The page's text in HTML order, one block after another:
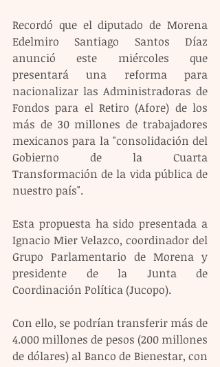
Recordó que el diputado de Morena
Edelmiro Santiago Santos Díaz
anunció este miércoles que
presentará una reforma para
nacionalizar las Administradoras de
Fondos para el Retiro (Afore) de los
más de 30 millones de trabajadores
mexicanos para la "consolidación del
Gobierno de la Cuarta
Transformación de la vida pública de
nuestro país".
Esta propuesta ha sido presentada a
Ignacio Mier Velazco, coordinador del
Grupo Parlamentario de Morena y
presidente de la Junta de
Coordinación Política (Jucopo).
Con ello, se podrían transferir más de
4.000 millones de pesos (200 millones
de dólares) al Banco de Bienestar, con